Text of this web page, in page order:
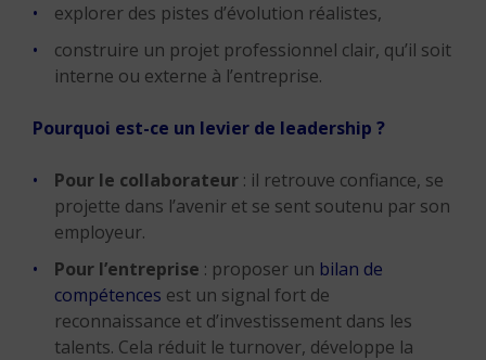
explorer des pistes d’évolution réalistes,
construire un projet professionnel clair, qu’il soit
interne ou externe à l’entreprise.
Pourquoi est-ce un levier de leadership ?
Pour le collaborateur : il retrouve confiance, se
projette dans l’avenir et se sent soutenu par son
employeur.
Pour l’entreprise : proposer un bilan de
compétences est un signal fort de
reconnaissance et d’investissement dans les
talents. Cela réduit le turnover, développe la